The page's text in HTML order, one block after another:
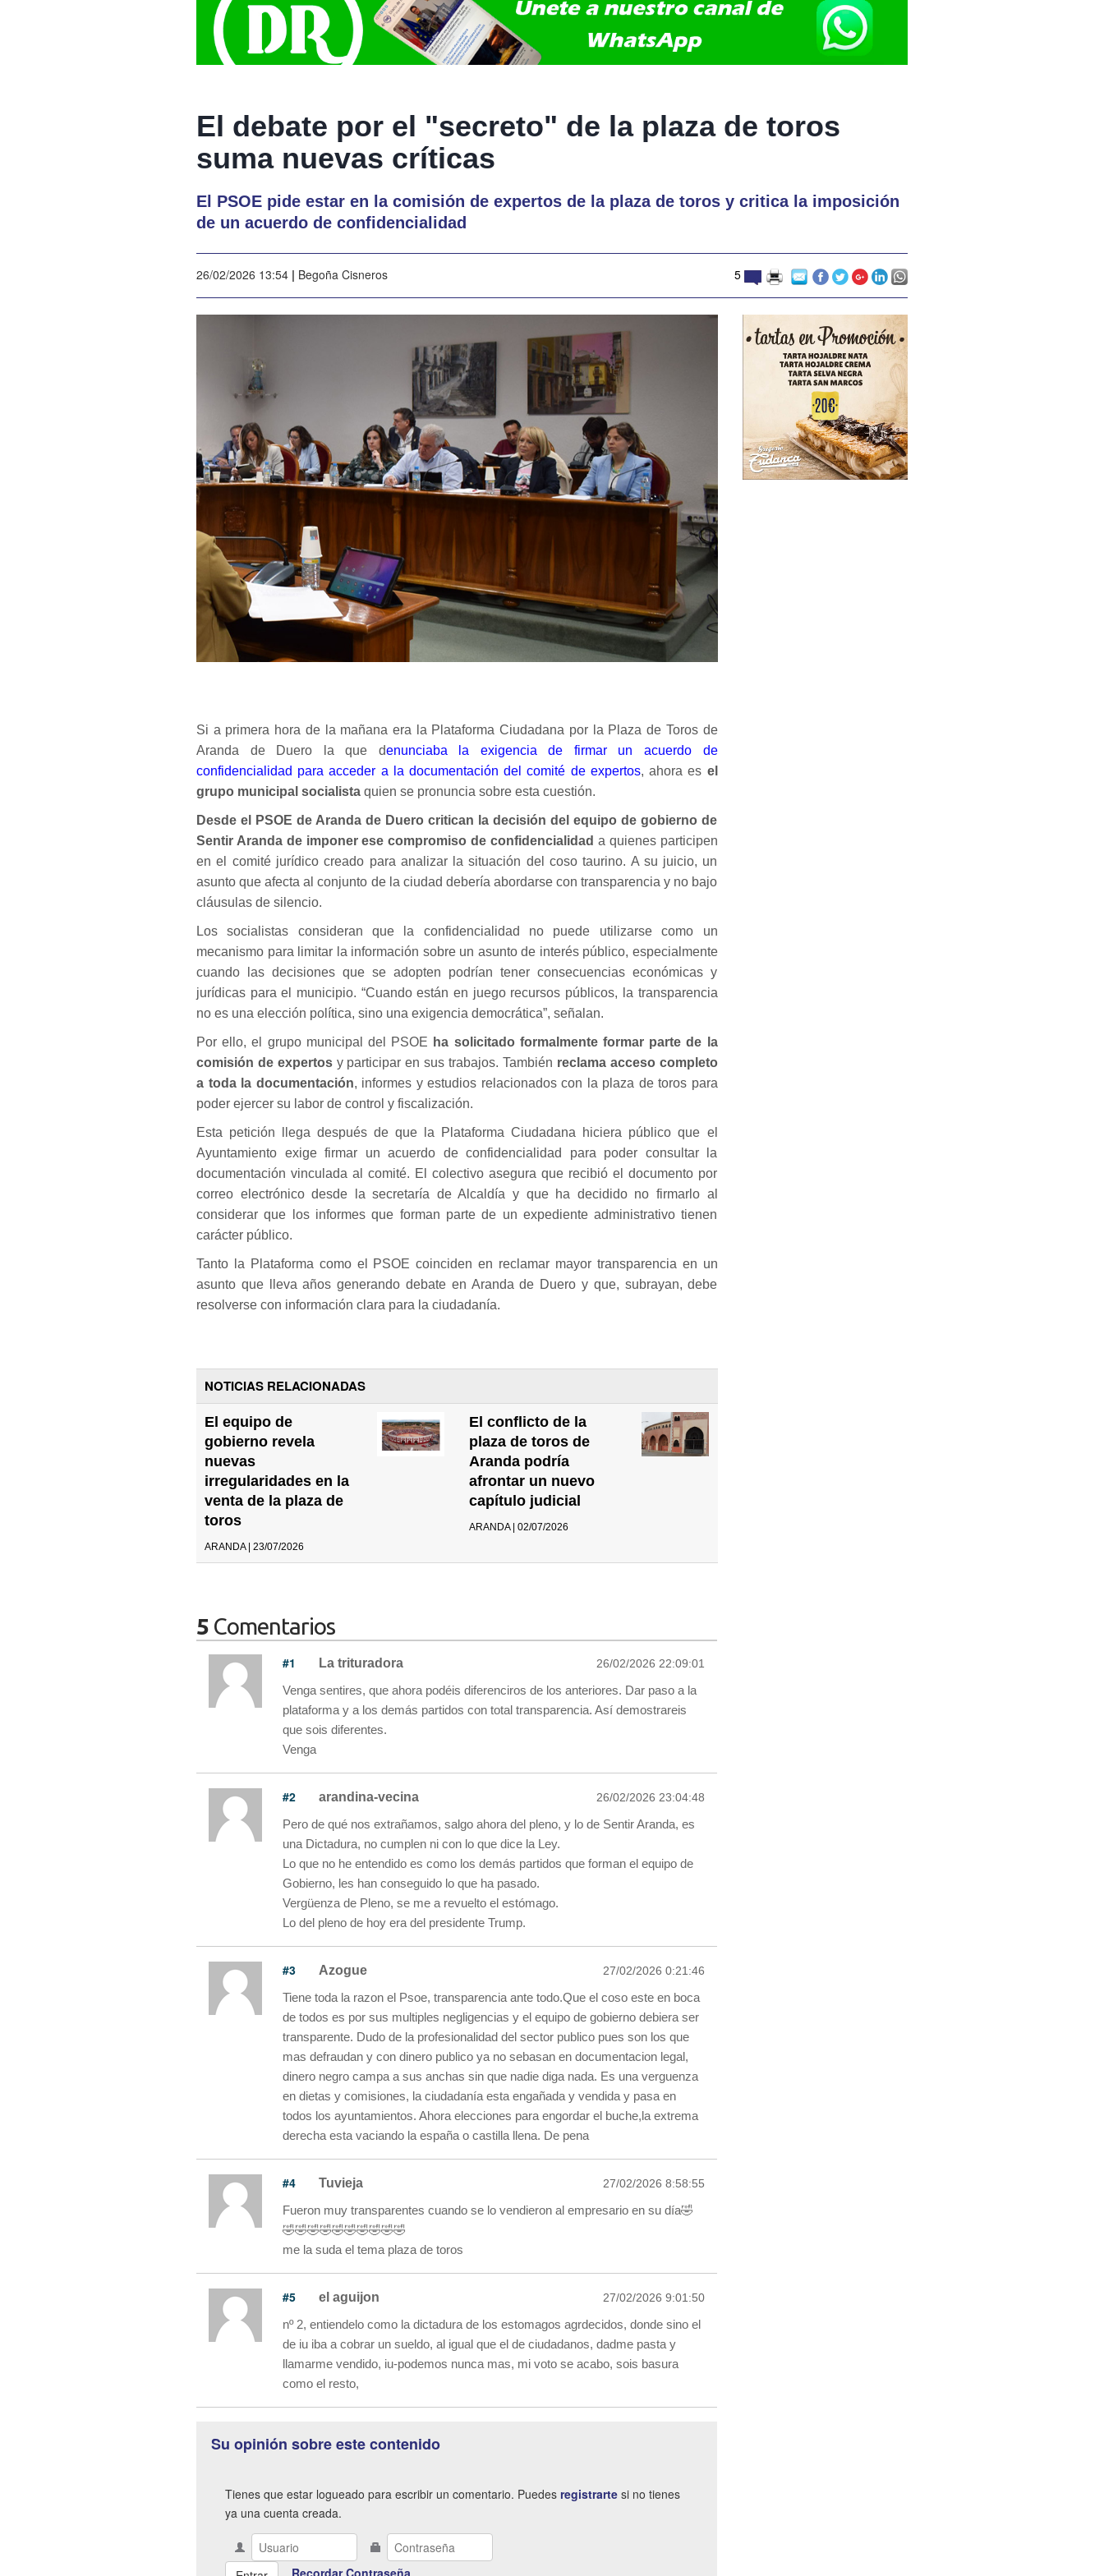
El debate por el "secreto" de la plaza de toros
suma nuevas críticas
El PSOE pide estar en la comisión de expertos de la plaza de toros y critica la imposición
de un acuerdo de confidencialidad
26/02/2026 13:54 | Begoña Cisneros 5
Si a primera hora de la mañana era la Plataforma Ciudadana por la Plaza de Toros de
Aranda de Duero la que denunciaba la exigencia de firmar un acuerdo de
confidencialidad para acceder a la documentación del comité de expertos, ahora es el
grupo municipal socialista quien se pronuncia sobre esta cuestión.
Desde el PSOE de Aranda de Duero critican la decisión del equipo de gobierno de
Sentir Aranda de imponer ese compromiso de confidencialidad a quienes participen
en el comité jurídico creado para analizar la situación del coso taurino. A su juicio, un
asunto que afecta al conjunto de la ciudad debería abordarse con transparencia y no bajo
cláusulas de silencio.
Los socialistas consideran que la confidencialidad no puede utilizarse como un
mecanismo para limitar la información sobre un asunto de interés público, especialmente
cuando las decisiones que se adopten podrían tener consecuencias económicas y
jurídicas para el municipio. “Cuando están en juego recursos públicos, la transparencia
no es una elección política, sino una exigencia democrática”, señalan.
Por ello, el grupo municipal del PSOE ha solicitado formalmente formar parte de la
comisión de expertos y participar en sus trabajos. También reclama acceso completo
a toda la documentación, informes y estudios relacionados con la plaza de toros para
poder ejercer su labor de control y fiscalización.
Esta petición llega después de que la Plataforma Ciudadana hiciera público que el
Ayuntamiento exige firmar un acuerdo de confidencialidad para poder consultar la
documentación vinculada al comité. El colectivo asegura que recibió el documento por
correo electrónico desde la secretaría de Alcaldía y que ha decidido no firmarlo al
considerar que los informes que forman parte de un expediente administrativo tienen
carácter público.
Tanto la Plataforma como el PSOE coinciden en reclamar mayor transparencia en un
asunto que lleva años generando debate en Aranda de Duero y que, subrayan, debe
resolverse con información clara para la ciudadanía.
NOTICIAS RELACIONADAS
El equipo de
gobierno revela
nuevas
irregularidades en la
venta de la plaza de
toros
ARANDA | 23/07/2026
El conflicto de la
plaza de toros de
Aranda podría
afrontar un nuevo
capítulo judicial
ARANDA | 02/07/2026
5 Comentarios
#1 La trituradora 26/02/2026 22:09:01
Venga sentires, que ahora podéis diferenciros de los anteriores. Dar paso a la
plataforma y a los demás partidos con total transparencia. Así demostrareis
que sois diferentes.
Venga
#2 arandina-vecina 26/02/2026 23:04:48
Pero de qué nos extrañamos, salgo ahora del pleno, y lo de Sentir Aranda, es
una Dictadura, no cumplen ni con lo que dice la Ley.
Lo que no he entendido es como los demás partidos que forman el equipo de
Gobierno, les han conseguido lo que ha pasado.
Vergüenza de Pleno, se me a revuelto el estómago.
Lo del pleno de hoy era del presidente Trump.
#3 Azogue 27/02/2026 0:21:46
Tiene toda la razon el Psoe, transparencia ante todo.Que el coso este en boca
de todos es por sus multiples negligencias y el equipo de gobierno debiera ser
transparente. Dudo de la profesionalidad del sector publico pues son los que
mas defraudan y con dinero publico ya no sebasan en documentacion legal,
dinero negro campa a sus anchas sin que nadie diga nada. Es una verguenza
en dietas y comisiones, la ciudadanía esta engañada y vendida y pasa en
todos los ayuntamientos. Ahora elecciones para engordar el buche,la extrema
derecha esta vaciando la españa o castilla llena. De pena
#4 Tuvieja 27/02/2026 8:58:55
Fueron muy transparentes cuando se lo vendieron al empresario en su día🤣
🤣🤣🤣🤣🤣🤣🤣🤣🤣🤣
me la suda el tema plaza de toros
#5 el aguijon 27/02/2026 9:01:50
nº 2, entiendelo como la dictadura de los estomagos agrdecidos, donde sino el
de iu iba a cobrar un sueldo, al igual que el de ciudadanos, dadme pasta y
llamarme vendido, iu-podemos nunca mas, mi voto se acabo, sois basura
como el resto,
Su opinión sobre este contenido
Tienes que estar logueado para escribir un comentario. Puedes registrarte si no tienes
ya una cuenta creada.